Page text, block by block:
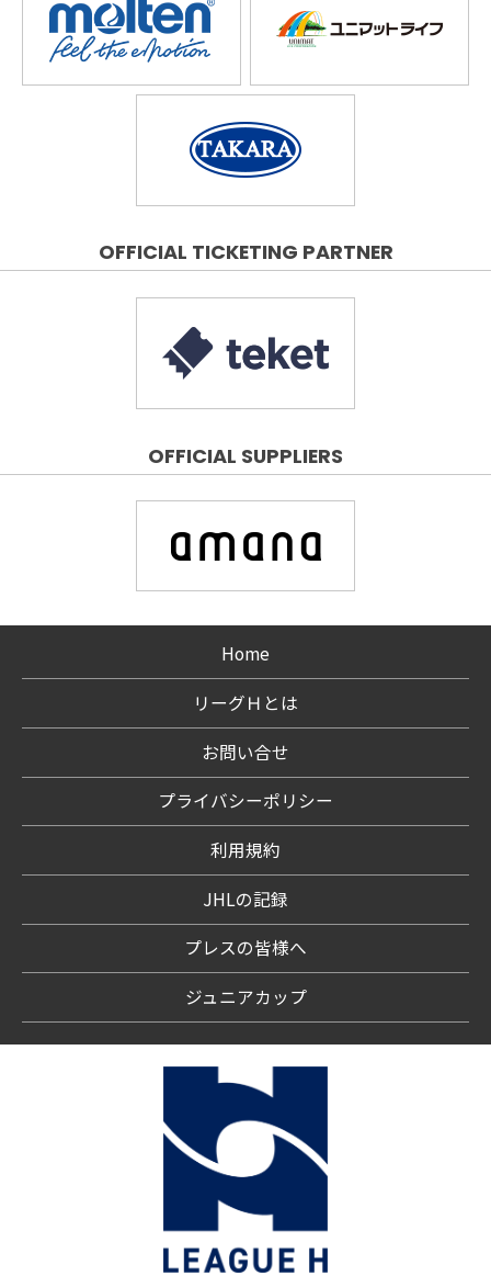
OFFICIAL TICKETING PARTNER
OFFICIAL SUPPLIERS
Home
リーグＨとは
お問い合せ
プライバシーポリシー
利用規約
JHLの記録
プレスの皆様へ
ジュニアカップ